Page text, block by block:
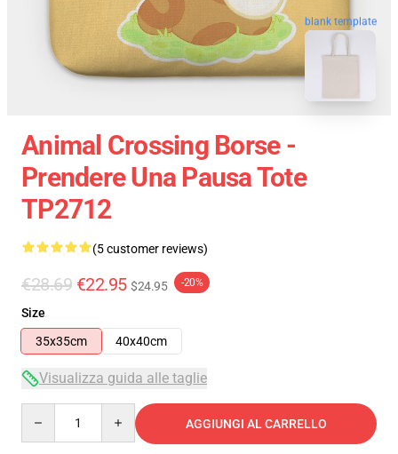
blank template
Animal Crossing Borse -
Prendere Una Pausa Tote
TP2712
(5 customer reviews)
€28.69 €22.95 $24.95 -20%
Size
35x35cm
40x40cm
Visualizza guida alle taglie
AGGIUNGI AL CARRELLO